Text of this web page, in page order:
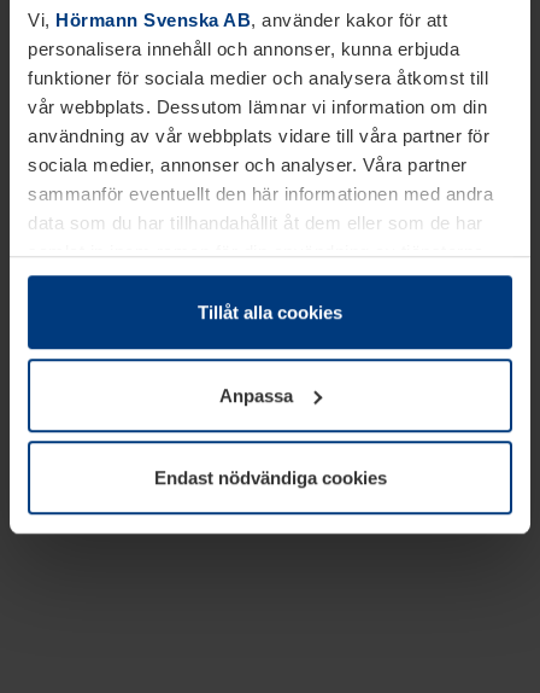
Vi, Hörmann Svenska AB, använder kakor för att
personalisera innehåll och annonser, kunna erbjuda
funktioner för sociala medier och analysera åtkomst till
vår webbplats. Dessutom lämnar vi information om din
användning av vår webbplats vidare till våra partner för
sociala medier, annonser och analyser. Våra partner
sammanför eventuellt den här informationen med andra
data som du har tillhandahållit åt dem eller som de har
samlat in inom ramen för din användning av tjänsterna.
Juridiskt kan vi lagra kakor på din enhet, om de är
absolut nödvändiga för driften av den här webbplatsen.
godkännande kan du när som helst ändra eller återkalla i
informationen om kakor underDataskyddsförklaring
vår webbplats.
Tillåt alla cookies
Anpassa
Endast nödvändiga cookies